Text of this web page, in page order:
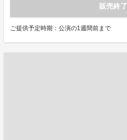
販売終了
ご提供予定時期：公演の1週間前まで